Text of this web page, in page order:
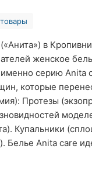
в
женское
серию Anita
которые
Протезы
Купальники
Белье Anita care